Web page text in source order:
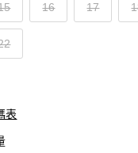
16 17
表